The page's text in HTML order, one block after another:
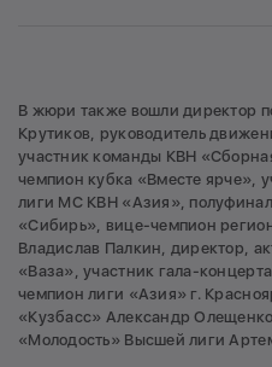
В жюри также вошли директор
Крутиков, руководитель
участник команды КВН
чемпион кубка «Вместе ярче»,
лиги МС КВН «Азия»,
«Сибирь», вице-чемпион
Владислав Палкин, директор,
«Ваза», участник гала-
чемпион лиги «Азия» г.
«Кузбасс» Александр
«Молодость» Высшей лиги